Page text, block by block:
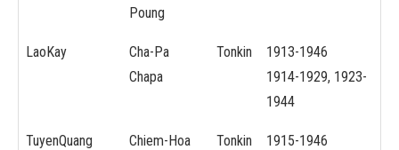
Poung
LaoKay
Cha-Pa
Chapa
Tonkin
1913-1946
1914-1929, 1923-
1944
TuyenQuang
Chiem-Hoa
Tonkin
1915-1946